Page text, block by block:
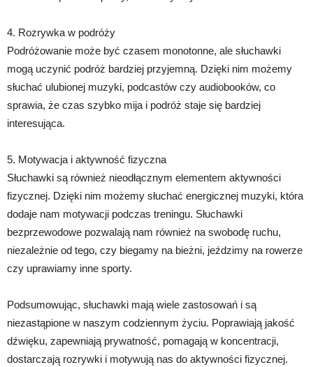
4. Rozrywka w podróży
Podróżowanie może być czasem monotonne, ale słuchawki
mogą uczynić podróż bardziej przyjemną. Dzięki nim możemy
słuchać ulubionej muzyki, podcastów czy audiobooków, co
sprawia, że czas szybko mija i podróż staje się bardziej
interesująca.
5. Motywacja i aktywność fizyczna
Słuchawki są również nieodłącznym elementem aktywności
fizycznej. Dzięki nim możemy słuchać energicznej muzyki, która
dodaje nam motywacji podczas treningu. Słuchawki
bezprzewodowe pozwalają nam również na swobodę ruchu,
niezależnie od tego, czy biegamy na bieżni, jeździmy na rowerze
czy uprawiamy inne sporty.
Podsumowując, słuchawki mają wiele zastosowań i są
niezastąpione w naszym codziennym życiu. Poprawiają jakość
dźwięku, zapewniają prywatność, pomagają w koncentracji,
dostarczają rozrywki i motywują nas do aktywności fizycznej.